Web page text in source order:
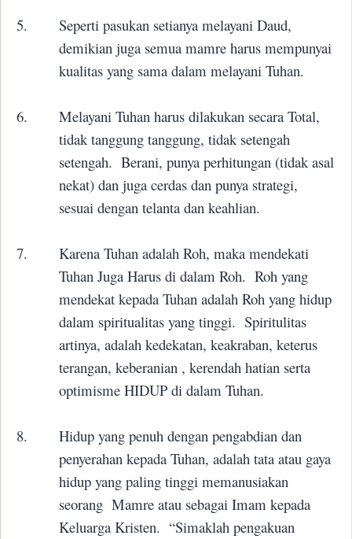
5.
Seperti pasukan setianya melayani Daud,
demikian juga semua mamre harus mempunyai
kualitas yang sama dalam melayani Tuhan.
6.
Melayani Tuhan harus dilakukan secara Total,
tidak tanggung tanggung, tidak setengah
setengah. Berani, punya perhitungan (tidak asal
nekat) dan juga cerdas dan punya strategi,
sesuai dengan telanta dan keahlian.
7.
Karena Tuhan adalah Roh, maka mendekati
Tuhan Juga Harus di dalam Roh. Roh yang
mendekat kepada Tuhan adalah Roh yang hidup
dalam spiritualitas yang tinggi. Spiritulitas
artinya, adalah kedekatan, keakraban, keterus
terangan, keberanian , kerendah hatian serta
optimisme HIDUP di dalam Tuhan.
8.
Hidup yang penuh dengan pengabdian dan
penyerahan kepada Tuhan, adalah tata atau gaya
hidup yang paling tinggi memanusiakan
seorang Mamre atau sebagai Imam kepada
Keluarga Kristen. “Simaklah pengakuan